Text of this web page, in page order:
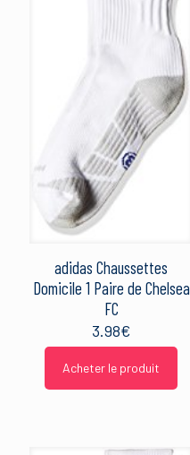
adidas Chaussettes
Domicile 1 Paire de Chelsea
FC
3.98€
Acheter le produit